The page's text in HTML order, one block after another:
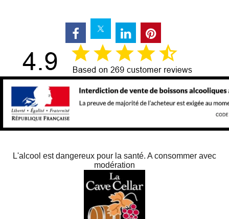
L'alcool est dangereux pour la santé. A consommer avec
modération